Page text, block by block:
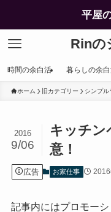
平屋
Rinの
時間の余白活 暮らしの余
ホーム 旧カテゴリー シンプル
キッチン
意！
2016
9/06
広告 お家仕事
記事内にはプロモーシ